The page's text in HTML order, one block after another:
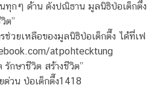
ทุกๆ ด้าน ดังปณิธาน มูลนิธิป่อเต็กตึ๊ง
ต”
ช่วยเหลือของมูลนิธิป่อเต็กตึ๊ง ได้ที่เฟ
atpohtecktung
กษาชีวิต สร้างชีวิต”
วน ป่อเต็กตึ๊ง1418